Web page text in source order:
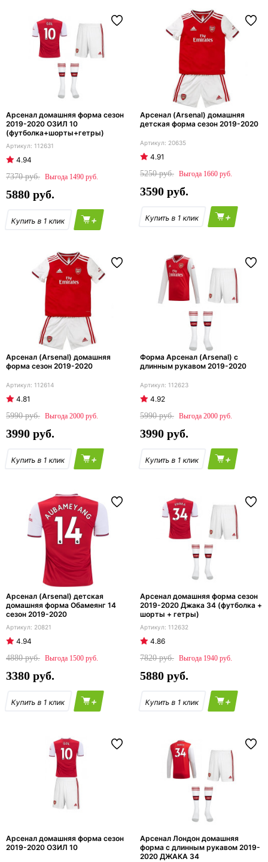
Арсенал домашняя форма сезон
2019-2020 ОЗИЛ 10
(футболка+шорты+гетры)
112631
4.94
7370
1490
5880
+
Арсенал (Arsenal) домашняя
детская форма сезон 2019-2020
20635
4.91
5250
1660
3590
+
Арсенал (Arsenal) домашняя
форма сезон 2019-2020
112614
4.81
5990
2000
3990
+
Форма Арсенал (Arsenal) с
длинным рукавом 2019-2020
112623
4.92
5990
2000
3990
+
Арсенал (Arsenal) детская
домашняя форма Обамеянг 14
сезон 2019-2020
20821
4.94
4880
1500
3380
+
Арсенал домашняя форма сезон
2019-2020 Джака 34 (футболка +
шорты + гетры)
112632
4.86
7820
1940
5880
+
Арсенал домашняя форма сезон
2019-2020 ОЗИЛ 10
Арсенал Лондон домашняя
форма с длинным рукавом 2019-
2020 ДЖАКА 34